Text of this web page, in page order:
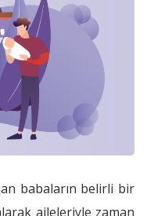
babaların belirli bir
aileleriyle zaman